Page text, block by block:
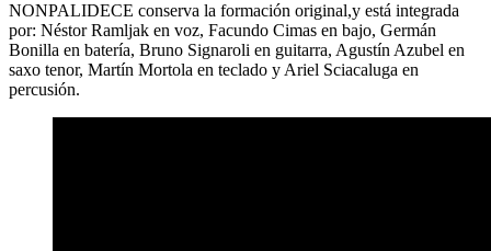
NONPALIDECE conserva la formación original,y está integrada
por: Néstor Ramljak en voz, Facundo Cimas en bajo, Germán
Bonilla en batería, Bruno Signaroli en guitarra, Agustín Azubel en
saxo tenor, Martín Mortola en teclado y Ariel Sciacaluga en
percusión.